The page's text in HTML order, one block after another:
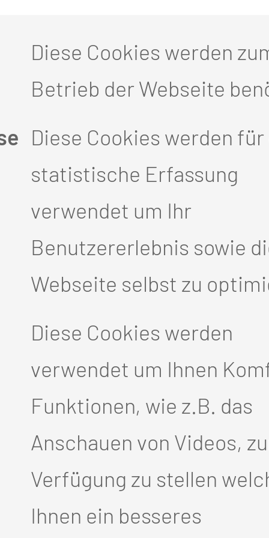
werden können.
auf Brustkrebs
das Abtasten der
dieser Methode
wichtig ist die
gehäuft
bedingte
Risiko für Brustkrebs
mit MRT der
25. Lebensjahr
genetische Untersuchung
können
werden, auch
Diese Cookies werden
Betrieb der Webseite
Diese Cookies werden für
statistische Erfassung
verwendet um Ihr
Benutzererlebnis sowie
Webseite selbst zu
Diese Cookies werden
verwendet um Ihnen
Funktionen, wie z.B. das
Anschauen von Videos,
Verfügung zu stellen
Ihnen ein besseres